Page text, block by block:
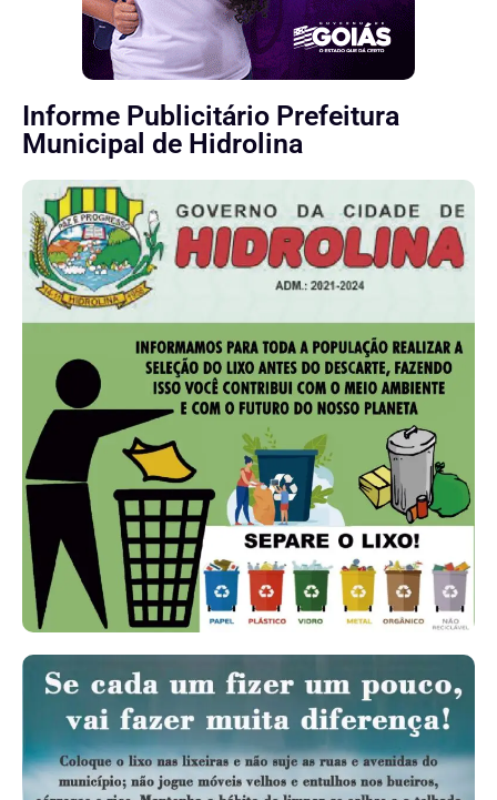
Informe Publicitário Prefeitura
Municipal de Hidrolina